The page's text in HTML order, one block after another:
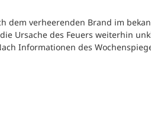
dem verheerenden Brand im
Ursache des Feuers weiterhin
Informationen des